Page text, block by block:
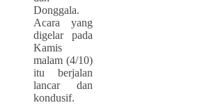
Donggala.
Acara yang
digelar pada
Kamis
malam (4/10)
itu berjalan
lancar dan
kondusif.